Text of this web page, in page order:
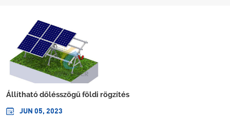
Állítható dőlésszögű földi rögzítés
JUN 05, 2023